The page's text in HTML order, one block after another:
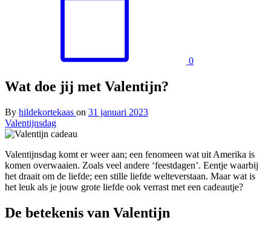
0
Wat doe jij met Valentijn?
By hildekortekaas on 31 januari 2023
Valentijnsdag
Valentijnsdag komt er weer aan; een fenomeen wat uit Amerika is
komen overwaaien. Zoals veel andere ‘feestdagen’. Eentje waarbij
het draait om de liefde; een stille liefde welteverstaan. Maar wat is
het leuk als je jouw grote liefde ook verrast met een cadeautje?
De betekenis van Valentijn